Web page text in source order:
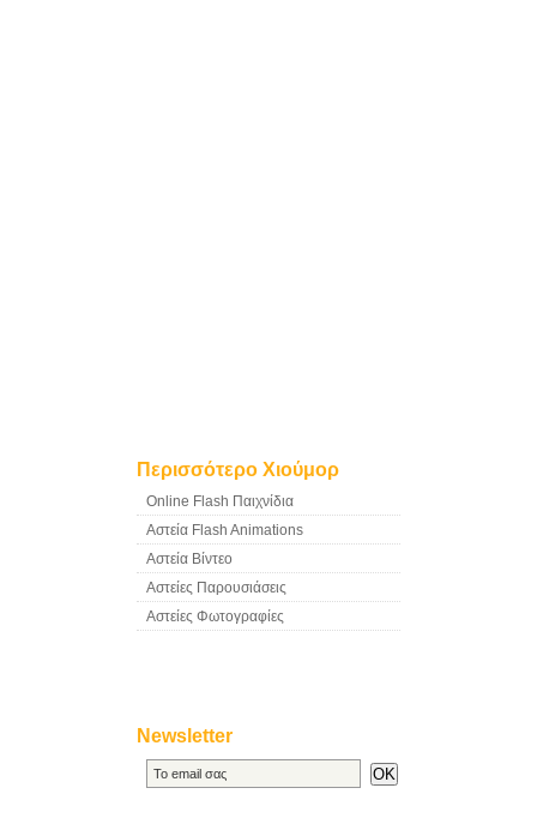
Περισσότερο Χιούμορ
Online Flash Παιχνίδια
Αστεία Flash Animations
Αστεία Βίντεο
Αστείες Παρουσιάσεις
Αστείες Φωτογραφίες
Newsletter